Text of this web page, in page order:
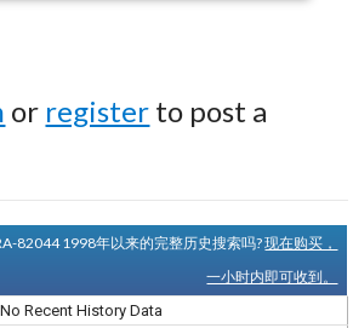
or register to post a
82044 1998年以来的完整历史搜索吗?现在购买，
一小时内即可收到。
No Recent History Data